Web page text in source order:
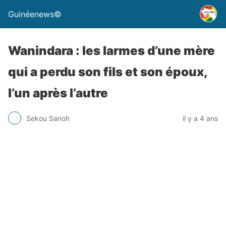
Guinéenews©
Wanindara : les larmes d’une mère
qui a perdu son fils et son époux,
l’un après l’autre
Sekou Sanoh il y a 4 ans